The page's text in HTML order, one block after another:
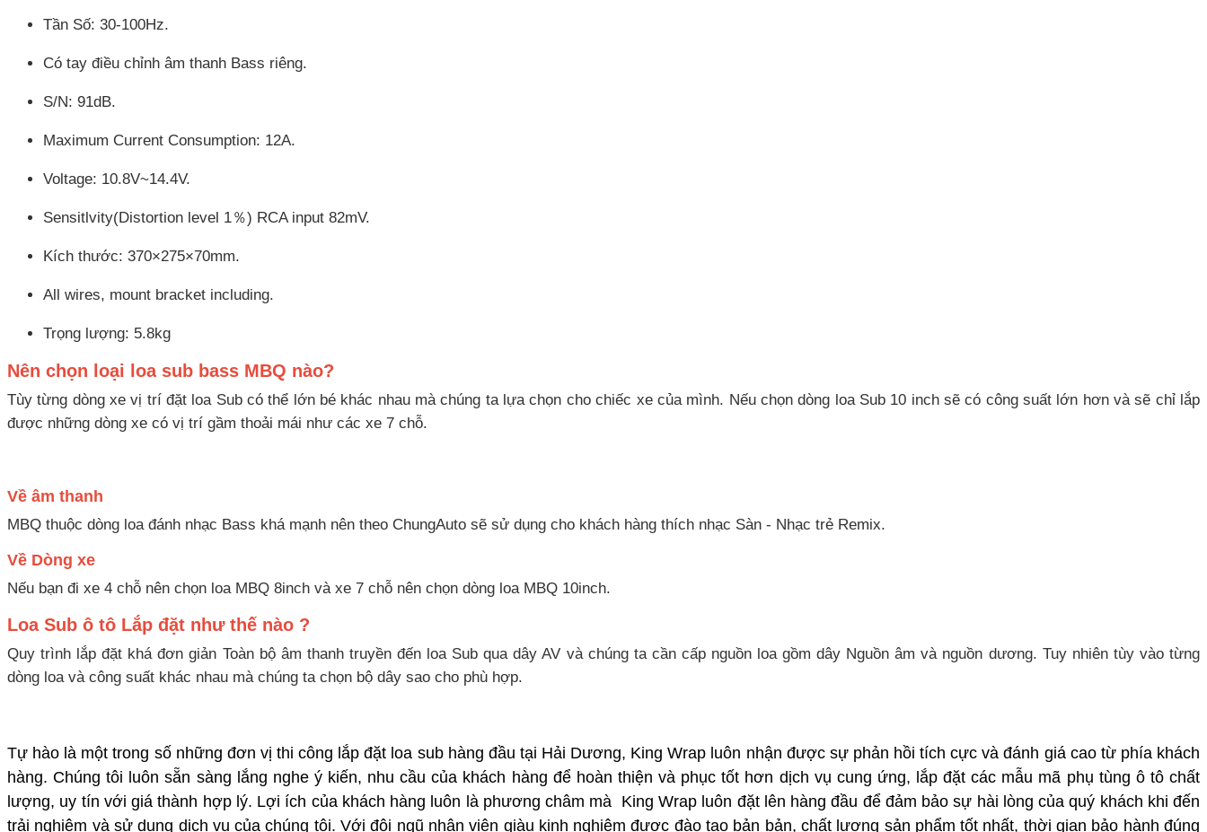
Tần Số: 30-100Hz.
Có tay điều chỉnh âm thanh Bass riêng.
S/N: 91dB.
Maximum Current Consumption: 12A.
Voltage: 10.8V~14.4V.
Sensitlvity(Distortion level 1％) RCA input 82mV.
Kích thước: 370×275×70mm.
All wires, mount bracket including.
Trọng lượng: 5.8kg
Nên chọn loại loa sub bass MBQ nào?
Tùy từng dòng xe vị trí đặt loa Sub có thể lớn bé khác nhau mà chúng ta lựa chọn cho chiếc xe của mình. Nếu chọn dòng loa Sub 10 inch sẽ có công suất lớn hơn và sẽ chỉ lắp
được những dòng xe có vị trí gầm thoải mái như các xe 7 chỗ.
Về âm thanh
MBQ thuộc dòng loa đánh nhạc Bass khá mạnh nên theo ChungAuto sẽ sử dụng cho khách hàng thích nhạc Sàn - Nhạc trẻ Remix.
Về Dòng xe
Nếu bạn đi xe 4 chỗ nên chọn loa MBQ 8inch và xe 7 chỗ nên chọn dòng loa MBQ 10inch.
Loa Sub ô tô Lắp đặt như thế nào ?
Quy trình lắp đặt khá đơn giản Toàn bộ âm thanh truyền đến loa Sub qua dây AV và chúng ta cần cấp nguồn loa gồm dây Nguồn âm và nguồn dương. Tuy nhiên tùy vào từng
dòng loa và công suất khác nhau mà chúng ta chọn bộ dây sao cho phù hợp.
Tự hào là một trong số những đơn vị thi công lắp đặt loa sub hàng đầu tại Hải Dương, King Wrap luôn nhận được sự phản hồi tích cực và đánh giá cao từ phía khách
hàng. Chúng tôi luôn sẵn sàng lắng nghe ý kiến, nhu cầu của khách hàng để hoàn thiện và phục tốt hơn dịch vụ cung ứng, lắp đặt các mẫu mã phụ tùng ô tô chất
lượng, uy tín với giá thành hợp lý. Lợi ích của khách hàng luôn là phương châm mà King Wrap luôn đặt lên hàng đầu để đảm bảo sự hài lòng của quý khách khi đến
trải nghiệm và sử dụng dịch vụ của chúng tôi. Với đội ngũ nhân viên giàu kinh nghiệm được đào tạo bản bản, chất lượng sản phẩm tốt nhất, thời gian bảo hành đúng